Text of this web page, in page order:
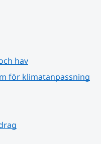
hav
för klimatanpassning